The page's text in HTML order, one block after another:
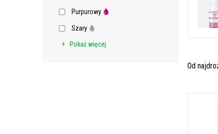
Purpurowy
Szary
Pokaż więcej
Od